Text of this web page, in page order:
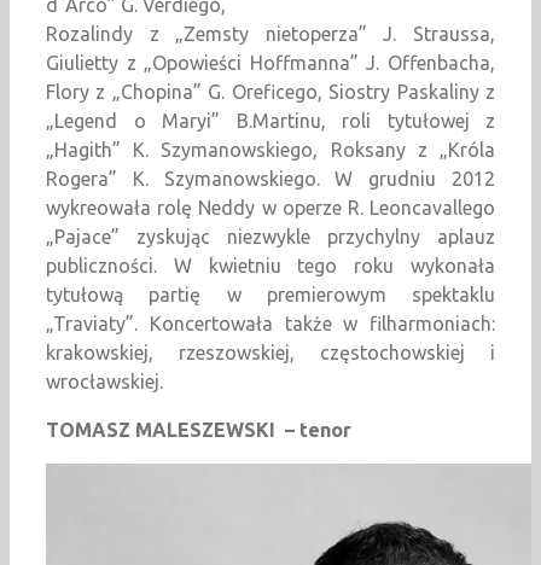
d`Arco” G. Verdiego,
Rozalindy z „Zemsty nietoperza” J. Straussa,
Giulietty z „Opowieści Hoffmanna” J. Offenbacha,
Flory z „Chopina” G. Oreficego, Siostry Paskaliny z
„Legend o Maryi” B.Martinu, roli tytułowej z
„Hagith” K. Szymanowskiego, Roksany z „Króla
Rogera” K. Szymanowskiego. W grudniu 2012
wykreowała rolę Neddy w operze R. Leoncavallego
„Pajace” zyskując niezwykle przychylny aplauz
publiczności. W kwietniu tego roku wykonała
tytułową partię w premierowym spektaklu
„Traviaty”. Koncertowała także w filharmoniach:
krakowskiej, rzeszowskiej, częstochowskiej i
wrocławskiej.
TOMASZ MALESZEWSKI – tenor